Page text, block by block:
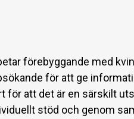
förebyggande med
för att ge
för att det är en särskilt
stöd och genom